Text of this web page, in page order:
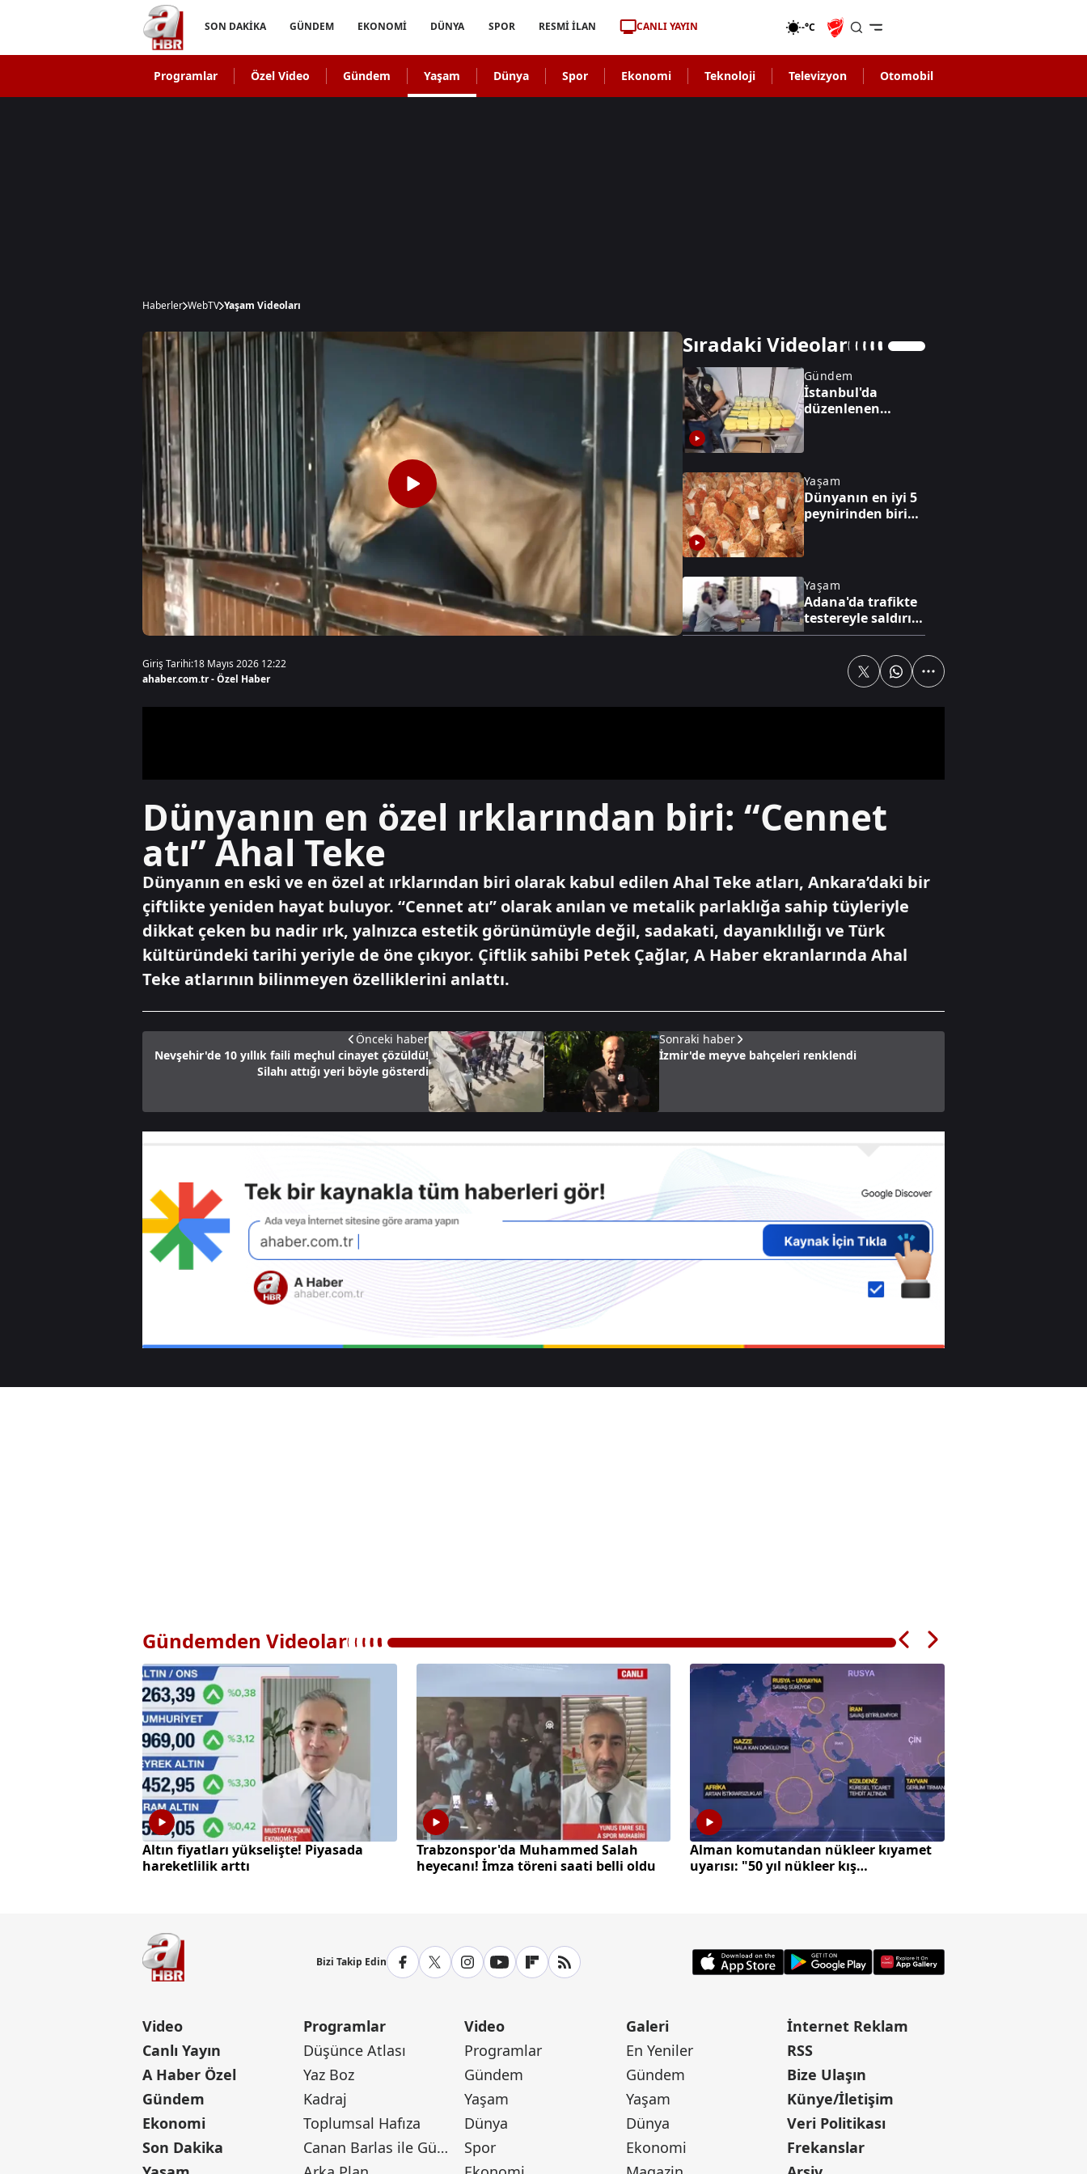
SON DAKİKA GÜNDEM EKONOMİ DÜNYA SPOR RESMİ İLAN CANLI YAYIN -°C
Programlar Özel Video Gündem Yaşam Dünya Spor Ekonomi Teknoloji Televizyon Otomobil
Haberler WebTV Yaşam Videoları
Sıradaki Videolar
Gündem
İstanbul'da
düzenlenen
geçirildi
Yaşam
Dünyanın en iyi 5
peynirinden biri
Yaşam
Adana'da trafikte
testereyle saldırı
anı kamerada
FETÖ'cü: "Hedef
Aspendos'ta sağlık
tanrısı Asklepios
bulundu
Gündem
Bahçelievler'deki 4
katlı bina neden
çöktü?
Giriş Tarihi:18 Mayıs 2026 12:22
ahaber.com.tr - Özel Haber
Dünyanın en özel ırklarından biri: “Cennet
atı” Ahal Teke
Dünyanın en eski ve en özel at ırklarından biri olarak kabul edilen Ahal Teke atları, Ankara’daki bir
çiftlikte yeniden hayat buluyor. “Cennet atı” olarak anılan ve metalik parlaklığa sahip tüyleriyle
dikkat çeken bu nadir ırk, yalnızca estetik görünümüyle değil, sadakati, dayanıklılığı ve Türk
kültüründeki tarihi yeriyle de öne çıkıyor. Çiftlik sahibi Petek Çağlar, A Haber ekranlarında Ahal
Teke atlarının bilinmeyen özelliklerini anlattı.
Önceki haber
Nevşehir'de 10 yıllık faili meçhul cinayet çözüldü!
Silahı attığı yeri böyle gösterdi
Sonraki haber
İzmir'de meyve bahçeleri renklendi
Gündemden Videolar
Altın fiyatları yükselişte! Piyasada
hareketlilik arttı
Trabzonspor'da Muhammed Salah
heyecanı! İmza töreni saati belli oldu
Alman komutandan nükleer kıyamet
uyarısı: "50 yıl nükleer kış
Bizi Takip Edin
Video
Canlı Yayın
A Haber Özel
Gündem
Ekonomi
Son Dakika
Programlar
Düşünce Atlası
Yaz Boz
Kadraj
Toplumsal Hafıza
Canan Barlas ile Gündem
Video
Programlar
Gündem
Yaşam
Dünya
Spor
Galeri
En Yeniler
Gündem
Yaşam
Dünya
Ekonomi
İnternet Reklam
RSS
Bize Ulaşın
Künye/İletişim
Veri Politikası
Frekanslar